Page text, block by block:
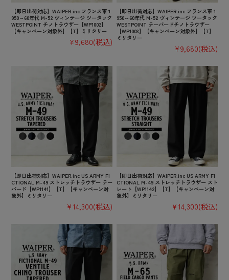
【即日出荷対応】WAIPER.inc フランス軍 1
950～60年代 M-52 ヴィンテージ ツータック
WESTPOINT チノトラウザー【WP1002】
【キャンペーン対象外】【T】ミリタリー
¥9,680(税込)
【即日出荷対応】WAIPER.inc フランス軍 1
950～60年代 M-52 ヴィンテージ ツータック
WESTPOINT テーパードチノトラウザー
【WP1003】【キャンペーン対象外】【T】
ミリタリー
¥9,680(税込)
【即日出荷対応】WAIPER.inc US ARMY FI
CTIONAL M-49 ストレッチトラウザー テー
パード【WP1141】【T】【キャンペーン対
象外】ミリタリー
¥14,300(税込)
【即日出荷対応】WAIPER.inc US ARMY FI
CTIONAL M-49 ストレッチトラウザー スト
レート【WP1142】【T】【キャンペーン対
象外】ミリタリー
¥14,300(税込)